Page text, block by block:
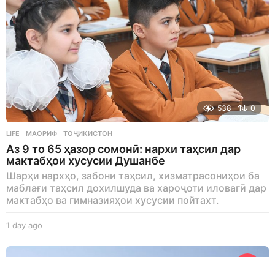
538 0
LIFE МАОРИФ ,ТОҶИКИСТОН
Аз 9 то 65 ҳазор сомонӣ: нархи таҳсил дар
мактабҳои хусусии Душанбе
Шарҳи нархҳо, забони таҳсил, хизматрасониҳои ба
маблағи таҳсил дохилшуда ва хароҷоти иловагӣ дар
мактабҳо ва гимназияҳои хусусии пойтахт.
1 day ago
a